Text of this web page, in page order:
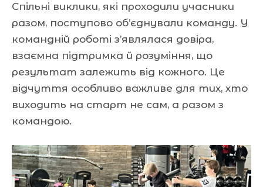
Спільні виклики, які проходили учасники
разом, поступово об’єднували команду. У
командній роботі з’являлася довіра,
взаємна підтримка й розуміння, що
результат залежить від кожного. Це
відчуття особливо важливе для тих, хто
виходить на старт не сам, а разом з
командою.